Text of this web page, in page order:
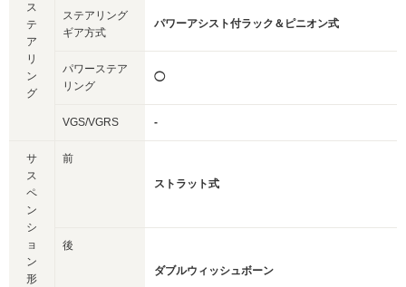
ス
テ
ア
リ
ン
グ
ステアリング
ギア方式
パワーアシスト付ラック＆ピニオン式
パワーステア
リング
◯
VGS/VGRS -
サ
ス
ペ
ン
シ
ョ
ン
形
前
ストラット式
後
ダブルウィッシュボーン